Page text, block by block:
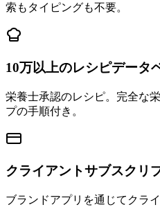
索もタイピングも不要。
10万以上のレシピデータ
栄養士承認のレシピ。完全な
プの手順付き。
クライアントサブスクリ
ブランドアプリを通じてクラ